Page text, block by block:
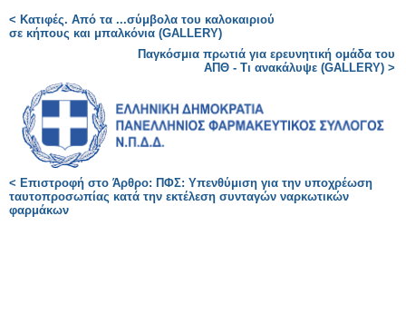
< Κατιφές. Από τα ...σύμβολα του καλοκαιριού
σε κήπους και μπαλκόνια (GALLERY)
Παγκόσμια πρωτιά για ερευνητική ομάδα του
ΑΠΘ - Τι ανακάλυψε (GALLERY) >
< Επιστροφή στο Άρθρο: ΠΦΣ: Υπενθύμιση για την υποχρέωση
ταυτοπροσωπίας κατά την εκτέλεση συνταγών ναρκωτικών
φαρμάκων